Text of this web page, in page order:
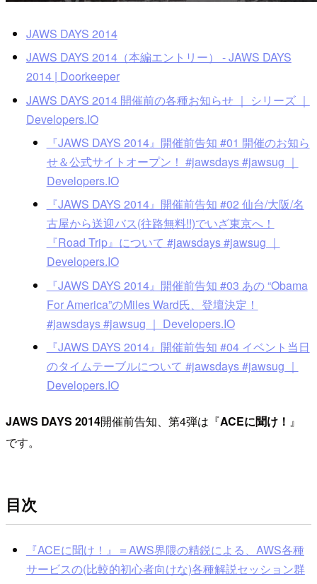
JAWS DAYS 2014
JAWS DAYS 2014（本編エントリー） - JAWS DAYS
2014 | Doorkeeper
JAWS DAYS 2014 開催前の各種お知らせ ｜ シリーズ ｜
Developers.IO
『JAWS DAYS 2014』開催前告知 #01 開催のお知ら
せ＆公式サイトオープン！ #jawsdays #jawsug ｜
Developers.IO
『JAWS DAYS 2014』開催前告知 #02 仙台/大阪/名
古屋から送迎バス(往路無料!!)でいざ東京へ！
『Road Trip』について #jawsdays #jawsug ｜
Developers.IO
『JAWS DAYS 2014』開催前告知 #03 あの “Obama
For America”のMiles Ward氏、登壇決定！
#jawsdays #jawsug ｜ Developers.IO
『JAWS DAYS 2014』開催前告知 #04 イベント当日
のタイムテーブルについて #jawsdays #jawsug ｜
Developers.IO
JAWS DAYS 2014開催前告知、第4弾は『ACEに聞け！ 』
です。
目次
『ACEに聞け！』＝AWS界隈の精鋭による、AWS各種
サービスの(比較的初心者向けな)各種解説セッション群